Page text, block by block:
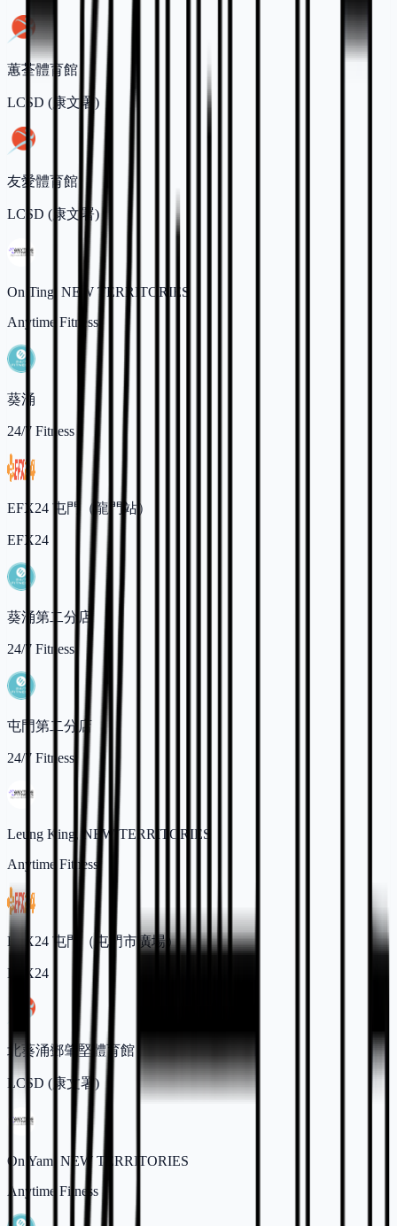
蕙荃體育館
LCSD (康文署)
友愛體育館
LCSD (康文署)
On Ting, NEW TERRITORIES
Anytime Fitness
葵涌
24/7 Fitness
EFX24 屯門（龍門站）
EFX24
葵涌第二分店
24/7 Fitness
屯門第二分店
24/7 Fitness
Leung King, NEW TERRITORIES
Anytime Fitness
EFX24 屯門（屯門市廣場）
EFX24
北葵涌鄧肇堅體育館
LCSD (康文署)
On Yam, NEW TERRITORIES
Anytime Fitness